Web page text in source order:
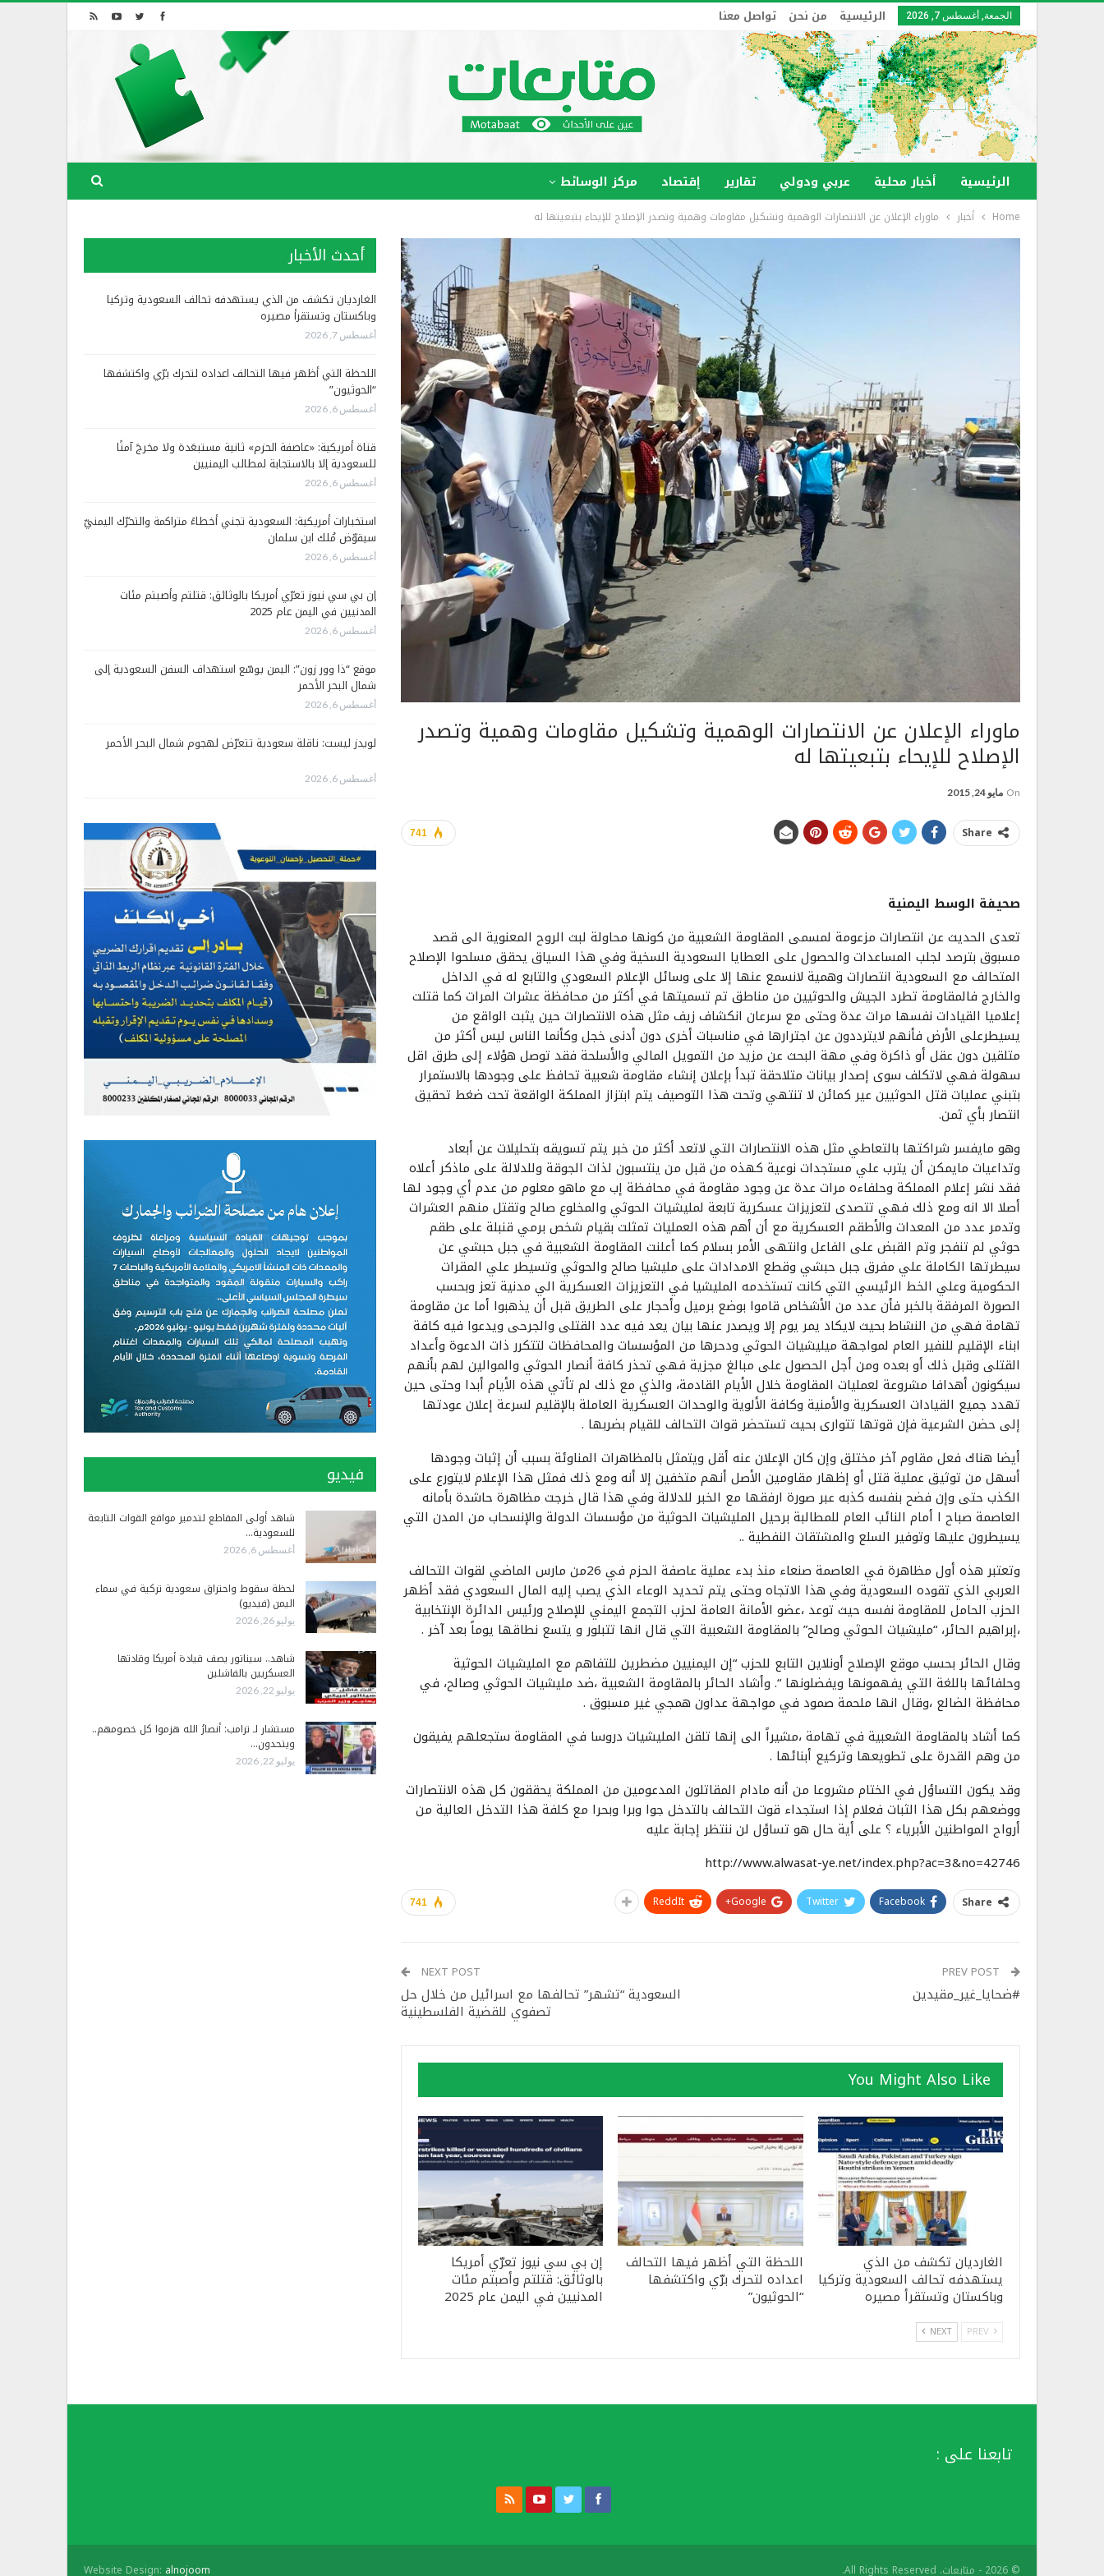
الجمعة, أغسطس 7, 2026 الرئيسية من نحن تواصل معنا
الرئيسية أخبار محلية عربي ودولي تقارير إقتصاد مركز الوسائط
Home أخبار ماوراء الإعلان عن الانتصارات الوهمية وتشكيل مقاومات وهمية وتصدر الإصلاح للإيحاء بتبعيتها له
ماوراء الإعلان عن الانتصارات الوهمية وتشكيل مقاومات وهمية وتصدر
الإصلاح للإيحاء بتبعيتها له
On مايو 24, 2015
741 Share
صحيفة الوسط اليمنية
تعدى الحديث عن انتصارات مزعومة لمسمى المقاومة الشعبية من كونها محاولة لبث الروح المعنوية الى قصد
مسبوق بترصد لجلب المساعدات والحصول على العطايا السعودية السخية وفي هذا السياق يحقق مسلحوا الإصلاح
المتحالف مع السعودية انتصارات وهمية لانسمع عنها إلا على وسائل الإعلام السعودي والتابع له في الداخل
والخارج فالمقاومة تطرد الجيش والحوثيين من مناطق تم تسميتها في أكثر من محافظة عشرات المرات كما قتلت
إعلاميا القيادات نفسها مرات عدة وحتى مع سرعان انكشاف زيف مثل هذه الانتصارات حين يثبت الواقع من
يسيطرعلى الأرض فأنهم لايترددون عن اجترارها في مناسبات أخرى دون أدنى خجل وكأنما الناس ليس أكثر من
متلقين دون عقل أو ذاكرة وفي مهة البحث عن مزيد من التمويل المالي والأسلحة فقد توصل هؤلاء إلى طرق اقل
سهولة فهي لاتكلف سوى إصدار بيانات متلاحقة تبدأ بإعلان إنشاء مقاومة شعبية تحافظ على وجودها بالاستمرار
بتبني عمليات قتل الحوثيين عير كمائن لا تنتهي وتحت هذا التوصيف يتم ابتزاز المملكة الواقعة تحت ضغط تحقيق
انتصار بأي ثمن.
وهو مايفسر شراكتها بالتعاطي مثل هذه الانتصارات التي لاتعد أكثر من خبر يتم تسويقه بتحليلات عن أبعاد
وتداعيات مايمكن أن يترب علي مستجدات نوعية كهذه من قبل من ينتسبون لذات الجوقة وللدلالة على ماذكر أعلاه
فقد نشر إعلام المملكة وحلفاءه مرات عدة عن وجود مقاومة في محافظة إب مع ماهو معلوم من عدم أي وجود لها
أصلا الا انه ومع ذلك فهي تتصدى لتعزيزات عسكرية تابعة لمليشيات الحوثي والمخلوع صالح وتقتل منهم العشرات
وتدمر عدد من المعدات والأطقم العسكرية مع أن أهم هذه العمليات تمثلت بقيام شخص برمي قنبلة على طقم
حوثي لم تنفجر وتم القبض على الفاعل وانتهى الأمر بسلام كما أعلنت المقاومة الشعبية في جبل حبشي عن
سيطرتها الكاملة علي مفرق جبل حبشي وقطع الامدادات على مليشيا صالح والحوثي وتسيطر علي المقرات
الحكومية وعلي الخط الرئيسي التي كانت تستخدمه المليشيا في التعزيزات العسكرية الي مدنية تعز وبحسب
الصورة المرفقة بالخبر فأن عدد من الأشخاص قاموا بوضع برميل وأحجار على الطريق قبل أن يذهبوا أما عن مقاومة
تهامة فهي من النشاط بحيث لايكاد يمر يوم إلا ويصدر عنها بيان يعد فيه عدد القتلى والجرحى ويدعوا فيه كافة
ابناء الإقليم للنفير العام لمواجهة ميليشيات الحوثي ودحرها من المؤسسات والمحافظات لتتكرر ذات الدعوة وأعداد
القتلى وقبل ذلك أو بعده ومن أجل الحصول على مبالغ مجزية فهي تحذر كافة أنصار الحوثي والموالين لهم بأنهم
سيكونون أهدافا مشروعة لعمليات المقاومة خلال الأيام القادمة، والذي مع ذلك لم تأتي هذه الأيام أبدا وحتى حين
تهدد جميع القيادات العسكرية والأمنية وكافة الألوية والوحدات العسكرية العاملة بالإقليم لسرعة إعلان عودتها
إلى حضن الشرعية فإن قوتها تتوارى بحيث تستحضر قوات التحالف للقيام بضربها .
أيضا هناك فعل مقاوم آخر مختلق وإن كان الإعلان عنه أقل ويتمثل بالمظاهرات المناوئة بسبب أن إثبات وجودها
أسهل من توثيق عملية قتل أو إظهار مقاومين الأصل أنهم متخفين إلا أنه ومع ذلك فمثل هذا الإعلام لايتورع على
الكذب حتى وإن فضح بنفسه كذبه عبر صورة ارفقها مع الخبر للدلالة وفي هذا قال خرجت مظاهرة حاشدة بأمانه
العاصمة صباح ا أمام النائب العام للمطالبة برحيل المليشيات الحوثية من مؤسسات الدولة والإنسحاب من المدن التي
يسيطرون عليها وتوفير السلع والمشتقات النفطية ..
وتعتبر هذه أول مظاهرة في العاصمة صنعاء منذ بدء عملية عاصفة الحزم في 26من مارس الماضي لقوات التحالف
العربي الذي تقوده السعودية وفي هذا الاتجاه وحتى يتم تحديد الوعاء الذي يصب إليه المال السعودي فقد أظهر
الحزب الحامل للمقاومة نفسه حيث توعد ،عضو الأمانة العامة لحزب التجمع اليمني للإصلاح ورئيس الدائرة الإنتخابية
،إبراهيم الحائر، “مليشيات الحوثي وصالح” بالمقاومة الشعبية التي قال انها تتبلور و يتسع نطاقها يوماً بعد آخر .
وقال الحائر بحسب موقع الإصلاح أونلاين التابع للحزب “إن اليمنيين مضطرين للتفاهم مع المليشيات الحوثية
وحلفائها باللغة التي يفهمونها ويفضلونها “. وأشاد الحائر بالمقاومة الشعبية ،ضد مليشيات الحوثي وصالح، في
محافظة الضالع ،وقال انها ملحمة صمود في مواجهة عداون همجي غير مسبوق .
كما أشاد بالمقاومة الشعبية في تهامة ،مشيراً الى إنها تلقن المليشيات دروسا في المقاومة ستجعلهم يفيقون
من وهم القدرة على تطويعها وتركيع أبنائها .
وقد يكون التساؤل في الختام مشروعا من أنه مادام المقاتلون المدعومين من المملكة يحققون كل هذه الانتصارات
ووضعهم بكل هذا الثبات فعلام إذا استجداء قوت التحالف بالتدخل جوا وبرا وبحرا مع كلفة هذا التدخل العالية من
أرواح المواطنين الأبرياء ؟ على أية حال هو تساؤل لن ننتظر إجابة عليه
http://www.alwasat-ye.net/index.php?ac=3&no=42746
741 Share
Facebook
Twitter
Google+
ReddIt
#ضحايا_غير_مقيدين
NEXT POST
السعودية “تشهر” تحالفها مع اسرائيل من خلال حل
تصفوي للقضية الفلسطينية
You Might Also Like
الغارديان تكشف من الذي
يستهدفه تحالف السعودية وتركيا
وباكستان وتستقرأ مصيره
اللحظة التي أظهر فيها التحالف
اعداده لتحرك برّي واكتشفها
“الحوثيون”
إن بي سي نيوز تعرّي أمريكا
بالوثائق: قتلتم وأصبتم مئات
المدنيين في اليمن عام 2025
NEXT
أحدث الأخبار
الغارديان تكشف من الذي يستهدفه تحالف السعودية وتركيا
وباكستان وتستقرأ مصيره
أغسطس 7, 2026
اللحظة التي أظهر فيها التحالف اعداده لتحرك برّي واكتشفها
“الحوثيون”
أغسطس 6, 2026
قناة أمريكية: «عاصفة الحزم» ثانية مستبعَدة ولا مخرجَ آمنًا
للسعودية إلا بالاستجابة لمطالب اليمنيين
أغسطس 6, 2026
استخبارات أمريكية: السعودية تجني أخطاءً متراكمة والتحرّك اليمنيّ
سيقوّض مُلك ابن سلمان
أغسطس 6, 2026
إن بي سي نيوز تعرّي أمريكا بالوثائق: قتلتم وأصبتم مئات
المدنيين في اليمن عام 2025
أغسطس 6, 2026
موقع “ذا وور زون”: اليمن يوسّع استهداف السفن السعودية إلى
شمال البحر الأحمر
أغسطس 6, 2026
لويدز ليست: ناقلة سعودية تتعرّض لهجوم شمال البحر الأحمر
أغسطس 6, 2026
فيديو
شاهد أولى المقاطع لتدمير مواقع القوات التابعة
للسعودية…
أغسطس 6, 2026
لحظة سقوط واحتراق سعودية تركية في سماء
اليمن (فيديو)
يوليو 26, 2026
شاهد.. سيناتور يصف قيادة أمريكا وقادتها
العسكريين بالفاشلين
يوليو 22, 2026
مستشار لـ ترامب: أنصارُ الله هزموا كل خصومهم..
ويتحدون…
يوليو 22, 2026
تابعنا على :
© 2026 - متابعات. All Rights Reserved. Website Design: alnojoom